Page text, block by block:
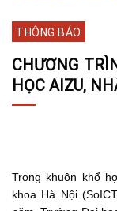
THÔNG BÁO
CHƯƠNG
HỌC AIZU,
Trong khuôn khổ
khoa Hà Nội